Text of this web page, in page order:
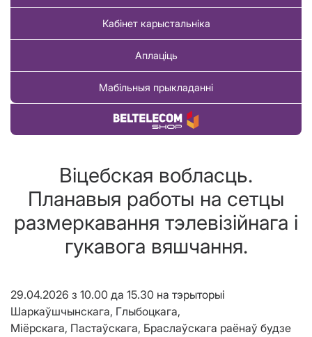
Кабінет карыстальніка
Аплаціць
Мабільныя прыкладанні
Купіць тавар
Віцебская вобласць.
Планавыя работы на сетцы
размеркавання тэлевізійнага і
гукавога вяшчання.
29.04.2026 з 10.00 да 15.30 на тэрыторыі
Шаркаўшчынскага, Глыбоцкага,
Міёрскага, Пастаўскага, Браслаўскага раёнаў будзе